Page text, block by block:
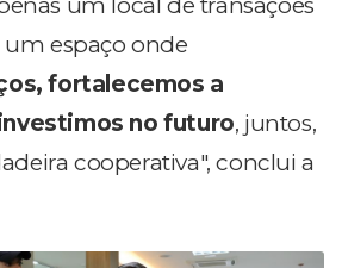
espaço onde
fortalecemos a
no futuro, juntos,
cooperativa", conclui a